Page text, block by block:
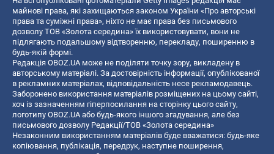
майнові права, які захищаються законом України «Про авторські
права та суміжні права», ніхто не має права без письмового
дозволу ТОВ «Золота середина» їх використовувати, вони не
підлягають подальшому відтворенню, перекладу, поширенню в
будь-якій формі.
Редакція OBOZ.UA може не поділяти точку зору, викладену в
авторському матеріалі. За достовірність інформації, опублікованої
в рекламних матеріалах, відповідальність несе рекламодавець.
Заборонено використання матеріалів розміщених на цьому сайті,
хоч із зазначенням гіперпосилання на сторінку цього сайту,
логотипу OBOZ.UA або будь-якого іншого згадування, але без
письмового дозволу Редакції/ТОВ «Золота середина»
Незаконним використанням матеріалів буде вважатися: будь-яке
копiювання, публiкацiя, передрук, наступне поширення,